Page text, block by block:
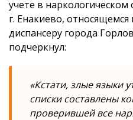
учете в
г. Енакиево,
диспансеру города
подчеркнул:
«Кстати, злые языки
списки составлены
проверившей все